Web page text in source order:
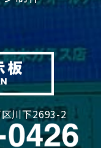
川下2693-2